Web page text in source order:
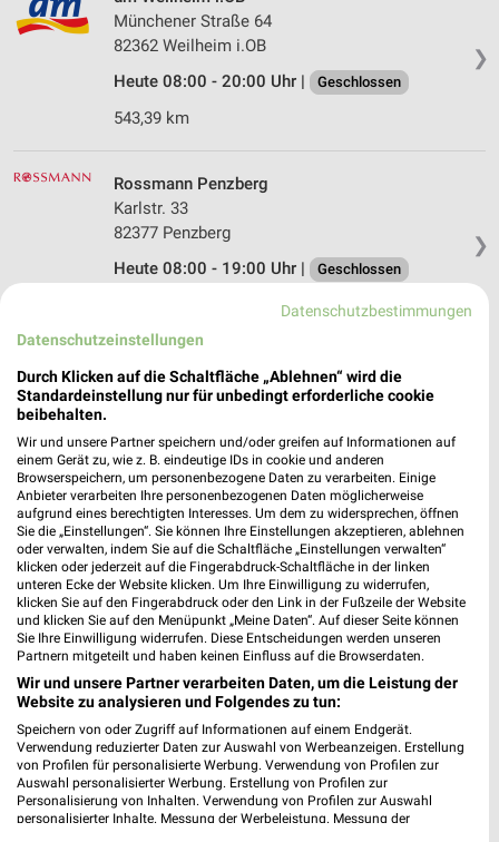
❯
Münchener Straße 64
82362 Weilheim i.OB
Heute 08:00 - 20:00 Uhr |
Geschlossen
543,39 km
❯
Rossmann Penzberg
Karlstr. 33
82377 Penzberg
Heute 08:00 - 19:00 Uhr |
Geschlossen
549,52 km • Angebote: 3 Prospekte
Müller Penzberg
Karlstr. 28
Heute 08:30 - 19:00 Uhr | Geschlossen
549,44 km • Angebote: 4 Prospekte
dm Penzberg
Grube 16 a
82377 Penzberg
Heute 07:00 - 20:00 Uhr | Geschlossen
548,90 km
Rossmann Füssen
Kaiser-Maximilian-Platz 5
87629 Füssen
Heute 08:00 - 20:00 Uhr |
Datenschutzbestimmungen
Datenschutzeinstellungen
Durch Klicken auf die Schaltfläche „Ablehnen“ wird die
Standardeinstellung nur für unbedingt erforderliche cookie
beibehalten.
Wir und unsere Partner speichern und/oder greifen auf Informationen auf
einem Gerät zu, wie z. B. eindeutige IDs in cookie und anderen
Browserspeichern, um personenbezogene Daten zu verarbeiten. Einige
Anbieter verarbeiten Ihre personenbezogenen Daten möglicherweise
aufgrund eines berechtigten Interesses. Um dem zu widersprechen, öffnen
Sie die „Einstellungen“. Sie können Ihre Einstellungen akzeptieren, ablehnen
oder verwalten, indem Sie auf die Schaltfläche „Einstellungen verwalten“
klicken oder jederzeit auf die Fingerabdruck-Schaltfläche in der linken
unteren Ecke der Website klicken. Um Ihre Einwilligung zu widerrufen,
klicken Sie auf den Fingerabdruck oder den Link in der Fußzeile der Website
und klicken Sie auf den Menüpunkt „Meine Daten“. Auf dieser Seite können
Sie Ihre Einwilligung widerrufen. Diese Entscheidungen werden unseren
Partnern mitgeteilt und haben keinen Einfluss auf die Browserdaten.
Wir und unsere Partner verarbeiten Daten, um die Leistung der
Website zu analysieren und Folgendes zu tun:
Speichern von oder Zugriff auf Informationen auf einem Endgerät.
Verwendung reduzierter Daten zur Auswahl von Werbeanzeigen. Erstellung
von Profilen für personalisierte Werbung. Verwendung von Profilen zur
Auswahl personalisierter Werbung. Erstellung von Profilen zur
Personalisierung von Inhalten. Verwendung von Profilen zur Auswahl
personalisierter Inhalte. Messung der Werbeleistung. Messung der